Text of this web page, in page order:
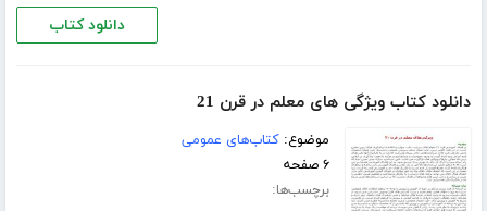
دانلود کتاب
دانلود کتاب ویژگی های معلم در قرن 21
موضوع:کتاب‌های عمومی
۶ صفحه
برچسب‌ها: